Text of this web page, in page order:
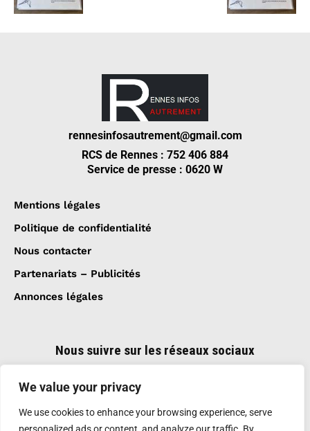
We value your privacy
We use cookies to enhance your browsing experience, serve
rennesinfosautrement@gmail.com
RCS de Rennes : 752 406 884
Service de presse : 0620 W
Mentions légales
Politique de confidentialité
Nous contacter
Partenariats – Publicités
Annonces légales
Nous suivre sur les réseaux sociaux